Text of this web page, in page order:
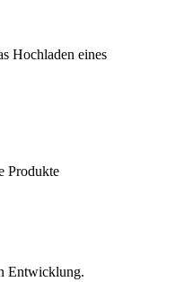
Hochladen eines
Produkte
Entwicklung.